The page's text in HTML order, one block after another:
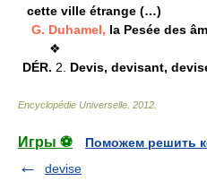
cette ville étrange (…)
G. Duhamel, la Pesée des
❖
DÉR. 2. Devis, devisant,
Encyclopédie Universelle 2012
Игры ⚽
Поможем решить
devise